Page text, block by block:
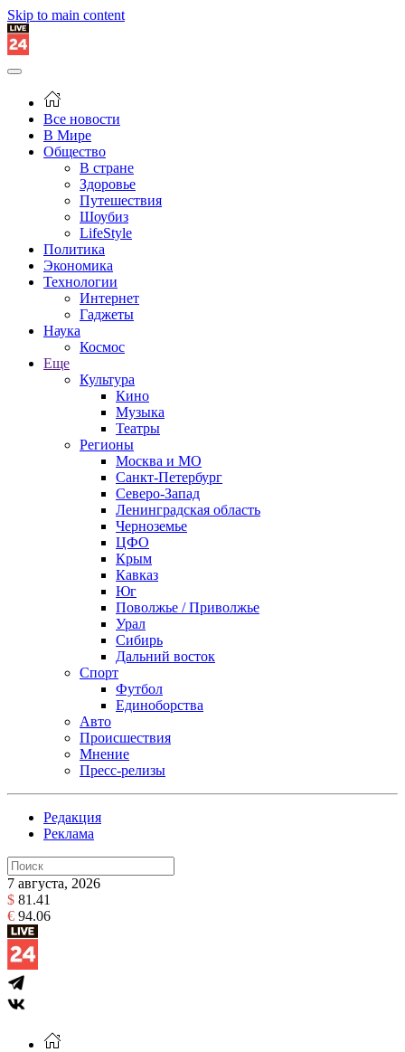
Skip to main content
Все новости
В Мире
Общество
В стране
Здоровье
Путешествия
Шоубиз
LifeStyle
Политика
Экономика
Технологии
Интернет
Гаджеты
Наука
Космос
Еще
Культура
Кино
Музыка
Театры
Регионы
Москва и МО
Санкт-Петербург
Северо-Запад
Ленинградская область
Черноземье
ЦФО
Крым
Кавказ
Юг
Поволжье / Приволжье
Урал
Сибирь
Дальний восток
Спорт
Футбол
Единоборства
Авто
Происшествия
Мнение
Пресс-релизы
Редакция
Реклама
7 августа, 2026
$ 81.41
€ 94.06